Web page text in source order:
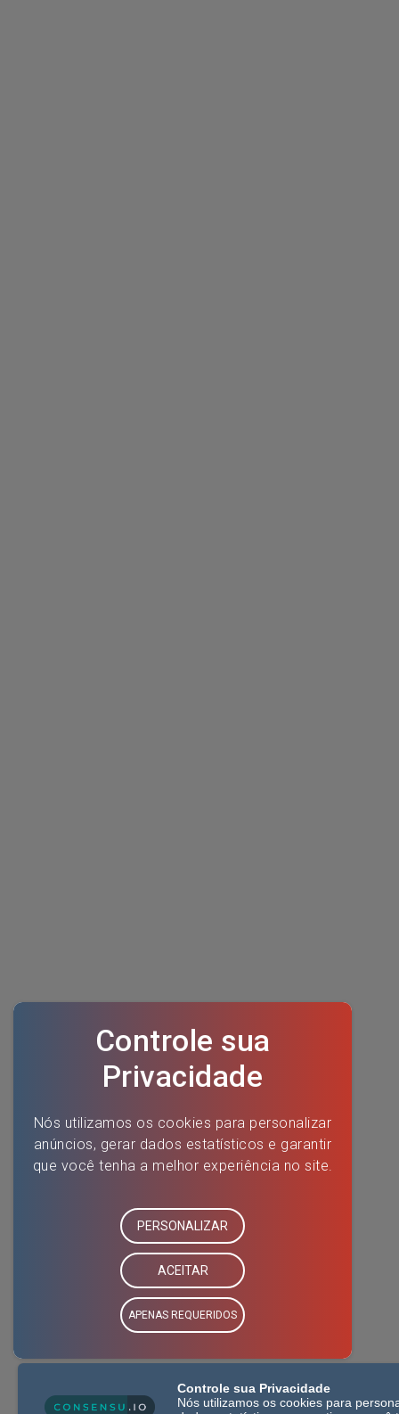
Controle sua Privacidade
Nós utilizamos os cookies para